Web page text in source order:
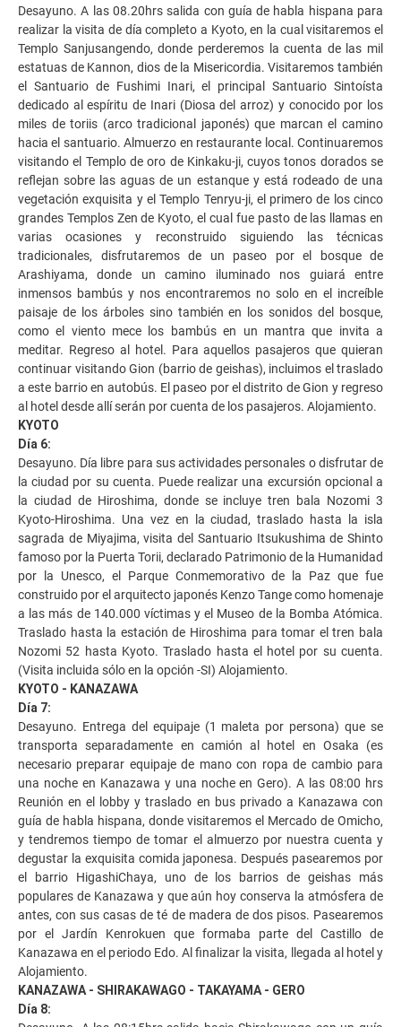
Desayuno. A las 08.20hrs salida con guía de habla hispana para
realizar la visita de día completo a Kyoto, en la cual visitaremos el
Templo Sanjusangendo, donde perderemos la cuenta de las mil
estatuas de Kannon, dios de la Misericordia. Visitaremos también
el Santuario de Fushimi Inari, el principal Santuario Sintoísta
dedicado al espíritu de Inari (Diosa del arroz) y conocido por los
miles de toriis (arco tradicional japonés) que marcan el camino
hacia el santuario. Almuerzo en restaurante local. Continuaremos
visitando el Templo de oro de Kinkaku-ji, cuyos tonos dorados se
reflejan sobre las aguas de un estanque y está rodeado de una
vegetación exquisita y el Templo Tenryu-ji, el primero de los cinco
grandes Templos Zen de Kyoto, el cual fue pasto de las llamas en
varias ocasiones y reconstruido siguiendo las técnicas
tradicionales, disfrutaremos de un paseo por el bosque de
Arashiyama, donde un camino iluminado nos guiará entre
inmensos bambús y nos encontraremos no solo en el increíble
paisaje de los árboles sino también en los sonidos del bosque,
como el viento mece los bambús en un mantra que invita a
meditar. Regreso al hotel. Para aquellos pasajeros que quieran
continuar visitando Gion (barrio de geishas), incluimos el traslado
a este barrio en autobús. El paseo por el distrito de Gion y regreso
al hotel desde allí serán por cuenta de los pasajeros. Alojamiento.
KYOTO
Día 6:
Desayuno. Día libre para sus actividades personales o disfrutar de
la ciudad por su cuenta. Puede realizar una excursión opcional a
la ciudad de Hiroshima, donde se incluye tren bala Nozomi 3
Kyoto-Hiroshima. Una vez en la ciudad, traslado hasta la isla
sagrada de Miyajima, visita del Santuario Itsukushima de Shinto
famoso por la Puerta Torii, declarado Patrimonio de la Humanidad
por la Unesco, el Parque Conmemorativo de la Paz que fue
construido por el arquitecto japonés Kenzo Tange como homenaje
a las más de 140.000 víctimas y el Museo de la Bomba Atómica.
Traslado hasta la estación de Hiroshima para tomar el tren bala
Nozomi 52 hasta Kyoto. Traslado hasta el hotel por su cuenta.
(Visita incluida sólo en la opción -SI) Alojamiento.
KYOTO - KANAZAWA
Día 7:
Desayuno. Entrega del equipaje (1 maleta por persona) que se
transporta separadamente en camión al hotel en Osaka (es
necesario preparar equipaje de mano con ropa de cambio para
una noche en Kanazawa y una noche en Gero). A las 08:00 hrs
Reunión en el lobby y traslado en bus privado a Kanazawa con
guía de habla hispana, donde visitaremos el Mercado de Omicho,
y tendremos tiempo de tomar el almuerzo por nuestra cuenta y
degustar la exquisita comida japonesa. Después pasearemos por
el barrio HigashiChaya, uno de los barrios de geishas más
populares de Kanazawa y que aún hoy conserva la atmósfera de
antes, con sus casas de té de madera de dos pisos. Pasearemos
por el Jardín Kenrokuen que formaba parte del Castillo de
Kanazawa en el periodo Edo. Al finalizar la visita, llegada al hotel y
Alojamiento.
KANAZAWA - SHIRAKAWAGO - TAKAYAMA - GERO
Día 8: